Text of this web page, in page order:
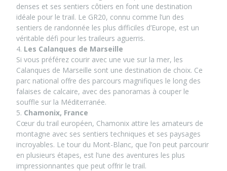
denses et ses sentiers côtiers en font une destination
idéale pour le trail. Le GR20, connu comme l’un des
sentiers de randonnée les plus difficiles d’Europe, est un
véritable défi pour les traileurs aguerris.
4. Les Calanques de Marseille
Si vous préférez courir avec une vue sur la mer, les
Calanques de Marseille sont une destination de choix. Ce
parc national offre des parcours magnifiques le long des
falaises de calcaire, avec des panoramas à couper le
souffle sur la Méditerranée.
5. Chamonix, France
Cœur du trail européen, Chamonix attire les amateurs de
montagne avec ses sentiers techniques et ses paysages
incroyables. Le tour du Mont-Blanc, que l’on peut parcourir
en plusieurs étapes, est l’une des aventures les plus
impressionnantes que peut offrir le trail.